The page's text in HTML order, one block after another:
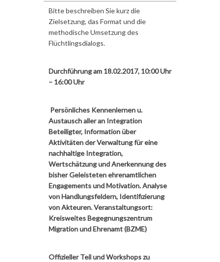
Bitte beschreiben Sie kurz die
Zielsetzung, das Format und die
methodische Umsetzung des
Flüchtlingsdialogs.
Durchführung am 18.02.2017, 10:00 Uhr
– 16:00 Uhr
Persönliches Kennenlernen u.
Austausch aller an Integration
Beteiligter, Information über
Aktivitäten der Verwaltung für eine
nachhaltige Integration,
Wertschätzung und Anerkennung des
bisher Geleisteten ehrenamtlichen
Engagements und Motivation. Analyse
von Handlungsfeldern, Identifizierung
von Akteuren. Veranstaltungsort:
Kreisweites Begegnungszentrum
Migration und Ehrenamt (BZME)
Offizieller Teil und Workshops zu